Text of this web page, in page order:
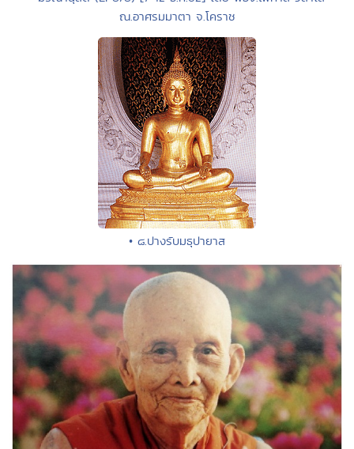
ณ.อาศรมมาตา จ.โคราช
• ๘.ปางรับมธุปายาส